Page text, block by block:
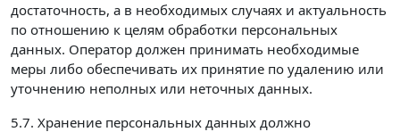
достаточность, а в необходимых случаях и актуальность
по отношению к целям обработки персональных
данных. Оператор должен принимать необходимые
меры либо обеспечивать их принятие по удалению или
уточнению неполных или неточных данных.
5.7. Хранение персональных данных должно